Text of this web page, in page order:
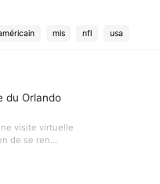
mls nfl usa
du Orlando
visite virtuelle
de se ren...